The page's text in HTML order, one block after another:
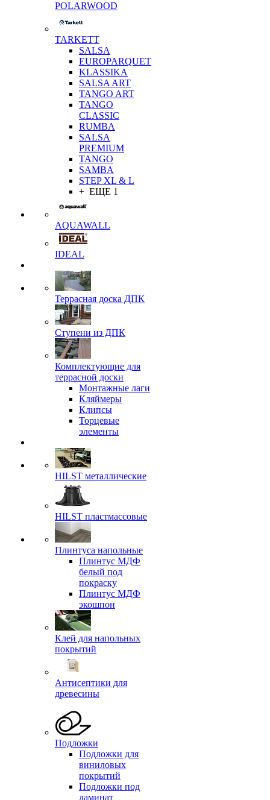
POLARWOOD
TARKETT
SALSA
EUROPARQUET
KLASSIKA
SALSA ART
TANGO ART
TANGO
CLASSIC
RUMBA
SALSA
PREMIUM
TANGO
SAMBA
STEP XL & L
+ ЕЩЕ 1
AQUAWALL
IDEAL
Террасная доска ДПК
Ступени из ДПК
Комплектующие для
террасной доски
Монтажные лаги
Кляймеры
Клипсы
Торцевые
элементы
HILST металлические
HILST пластмассовые
Плинтуса напольные
Плинтус МДФ
белый под
покраску
Плинтус МДФ
экошпон
Клей для напольных
покрытий
Антисептики для
древесины
Подложки
Подложки для
виниловых
покрытий
Подложки под
ламинат